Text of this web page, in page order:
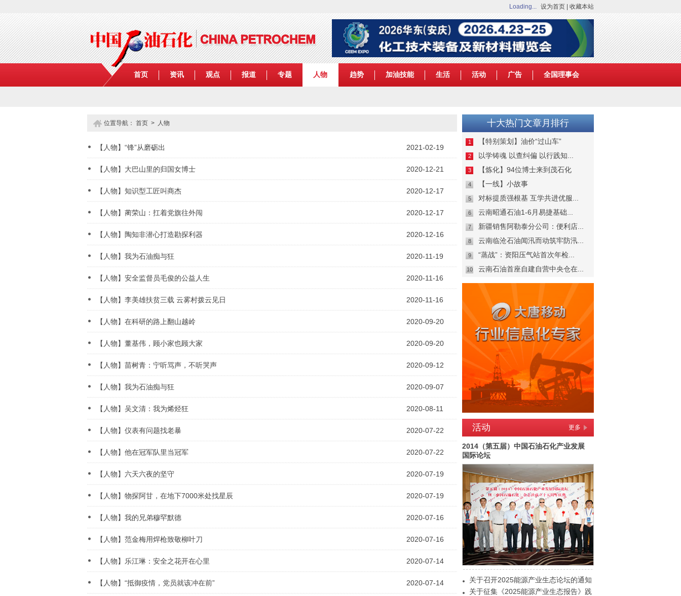
Loading... 设为首页 收藏本站
首页 资讯 观点 报道 专题 人物 趋势 加油技能 生活 活动 广告 全国理事会
位置导航： 首页 > 人物
【人物】“锋”从磨砺出 2021-02-19
【人物】大巴山里的归国女博士 2020-12-21
【人物】知识型工匠叫商杰 2020-12-17
【人物】蔺荣山：扛着党旗往外闯 2020-12-17
【人物】陶知非潜心打造勘探利器 2020-12-16
【人物】我为石油痴与狂 2020-11-19
【人物】安全监督员毛俊的公益人生 2020-11-16
【人物】李美雄扶贫三载 云雾村拨云见日 2020-11-16
【人物】在科研的路上翻山越岭 2020-09-20
【人物】董基伟，顾小家也顾大家 2020-09-20
【人物】苗树青：宁听骂声，不听哭声 2020-09-12
【人物】我为石油痴与狂 2020-09-07
【人物】吴文清：我为烯烃狂 2020-08-11
【人物】仪表有问题找老暴 2020-07-22
【人物】他在冠军队里当冠军 2020-07-22
【人物】六天六夜的坚守 2020-07-19
【人物】物探阿甘，在地下7000米处找星辰 2020-07-19
【人物】我的兄弟穆罕默德 2020-07-16
【人物】范金梅用焊枪致敬柳叶刀 2020-07-16
【人物】乐江琳：安全之花开在心里 2020-07-14
【人物】“抵御疫情，党员就该冲在前” 2020-07-14
十大热门文章月排行
1 【特别策划】油价“过山车”
2 以学铸魂 以查纠偏 以行践知...
3 【炼化】94位博士来到茂石化
4 【一线】小故事
5 对标提质强根基 互学共进优服...
6 云南昭通石油1-6月易捷基础...
7 新疆销售阿勒泰分公司：便利店...
8 云南临沧石油闻汛而动筑牢防汛...
9 “蒸战”：资阳压气站首次年检...
10 云南石油首座自建自营中央仓在...
活动 更多
2014（第五届）中国石油石化产业发展
国际论坛
关于召开2025能源产业生态论坛的通知
关于征集《2025能源产业生态报告》践